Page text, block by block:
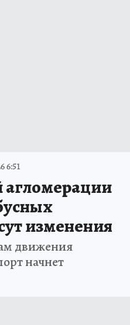
6:51
агломерации
изменения
движения
начнет